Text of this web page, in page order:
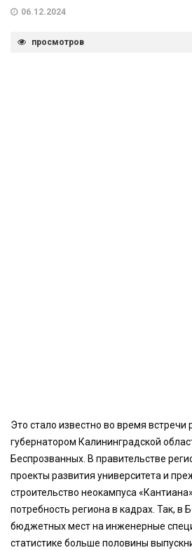
06.12.2024
просмотров
Это стало известно во время встречи
губернатором Калининградской
Беспрозванных. В правительстве
проекты развития университета и
строительство неокампуса
потребность региона в кадрах. Так,
бюджетных мест на инженерные
статистике больше половины